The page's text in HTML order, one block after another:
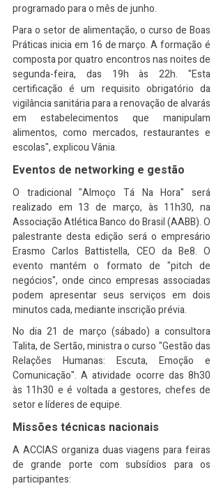
programado para o mês de junho.
Para o setor de alimentação, o curso de Boas
Práticas inicia em 16 de março. A formação é
composta por quatro encontros nas noites de
segunda-feira, das 19h às 22h. "Esta
certificação é um requisito obrigatório da
vigilância sanitária para a renovação de alvarás
em estabelecimentos que manipulam
alimentos, como mercados, restaurantes e
escolas", explicou Vânia.
Eventos de networking e gestão
O tradicional "Almoço Tá Na Hora" será
realizado em 13 de março, às 11h30, na
Associação Atlética Banco do Brasil (AABB). O
palestrante desta edição será o empresário
Erasmo Carlos Battistella, CEO da Be8. O
evento mantém o formato de "pitch de
negócios", onde cinco empresas associadas
podem apresentar seus serviços em dois
minutos cada, mediante inscrição prévia.
No dia 21 de março (sábado) a consultora
Talita, de Sertão, ministra o curso "Gestão das
Relações Humanas: Escuta, Emoção e
Comunicação". A atividade ocorre das 8h30
às 11h30 e é voltada a gestores, chefes de
setor e líderes de equipe.
Missões técnicas nacionais
A ACCIAS organiza duas viagens para feiras
de grande porte com subsídios para os
participantes: